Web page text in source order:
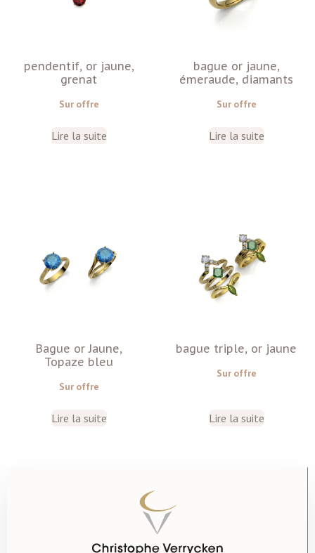
pendentif, or jaune,
grenat
Sur offre
Lire la suite
bague or jaune,
émeraude, diamants
Sur offre
Lire la suite
Bague or Jaune,
Topaze bleu
Sur offre
Lire la suite
bague triple, or jaune
Sur offre
Lire la suite